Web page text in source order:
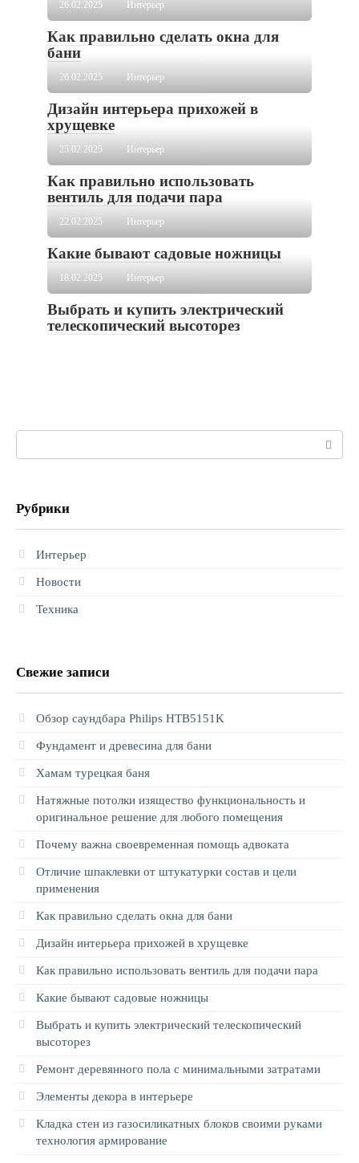
26.02.2025 Интерьер
Как правильно сделать окна для
бани
26.02.2025 Интерьер
Дизайн интерьера прихожей в
хрущевке
25.02.2025 Интерьер
Как правильно использовать
вентиль для подачи пара
22.02.2025 Интерьер
Какие бывают садовые ножницы
18.02.2025 Интерьер
Выбрать и купить электрический
телескопический высоторез
Рубрики
Интерьер
Новости
Техника
Свежие записи
Обзор саундбара Philips HTB5151K
Фундамент и древесина для бани
Хамам турецкая баня
Натяжные потолки изящество функциональность и
оригинальное решение для любого помещения
Почему важна своевременная помощь адвоката
Отличие шпаклевки от штукатурки состав и цели
применения
Как правильно сделать окна для бани
Дизайн интерьера прихожей в хрущевке
Как правильно использовать вентиль для подачи пара
Какие бывают садовые ножницы
Выбрать и купить электрический телескопический
высоторез
Ремонт деревянного пола с минимальными затратами
Элементы декора в интерьере
Кладка стен из газосиликатных блоков своими руками
технология армирование